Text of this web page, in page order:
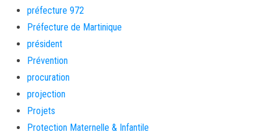
préfecture 972
Préfecture de Martinique
président
Prévention
procuration
projection
Projets
Protection Maternelle & Infantile